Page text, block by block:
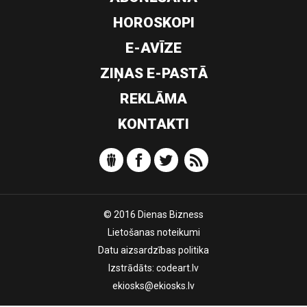
HOROSKOPI
E-AVĪZE
ZIŅAS E-PASTĀ
REKLĀMA
KONTAKTI
© 2016 Dienas Bizness
Lietošanas noteikumi
Datu aizsardzības politika
Izstrādāts: codeart.lv
ekiosks@ekiosks.lv